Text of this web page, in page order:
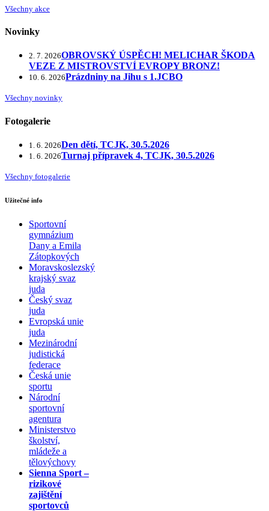
Všechny akce
Novinky
2. 7. 2026OBROVSKÝ ÚSPĚCH! MELICHAR ŠKODA
VEZE Z MISTROVSTVÍ EVROPY BRONZ!
10. 6. 2026Prázdniny na Jihu s 1.JCBO
Všechny novinky
Fotogalerie
1. 6. 2026Den dětí, TCJK, 30.5.2026
1. 6. 2026Turnaj přípravek 4, TCJK, 30.5.2026
Všechny fotogalerie
Užitečné info
Sportovní
gymnázium
Dany a Emila
Zátopkových
Moravskoslezský
krajský svaz
juda
Český svaz
juda
Evropská unie
juda
Mezinárodní
judistická
federace
Česká unie
sportu
Národní
sportovní
agentura
Ministerstvo
školství,
mládeže a
tělovýchovy
Sienna Sport –
rizikové
zajištění
sportovců